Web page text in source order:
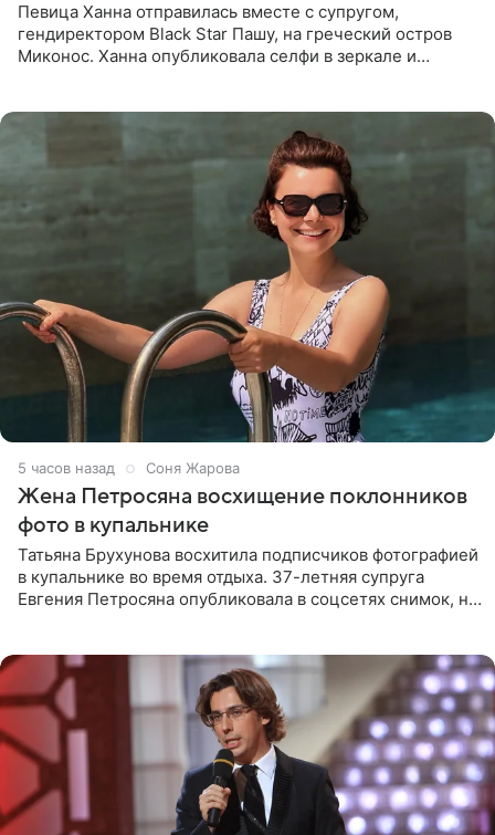
Певица Ханна отправилась вместе с супругом,
гендиректором Black Star Пашу, на греческий остров
Миконос. Ханна опубликовала селфи в зеркале и
5 часов назад Соня Жарова
Жена Петросяна восхищение поклонников
фото в купальнике
Татьяна Брухунова восхитила подписчиков фотографией
в купальнике во время отдыха. 37-летняя супруга
Евгения Петросяна опубликовала в соцсетях снимок, на